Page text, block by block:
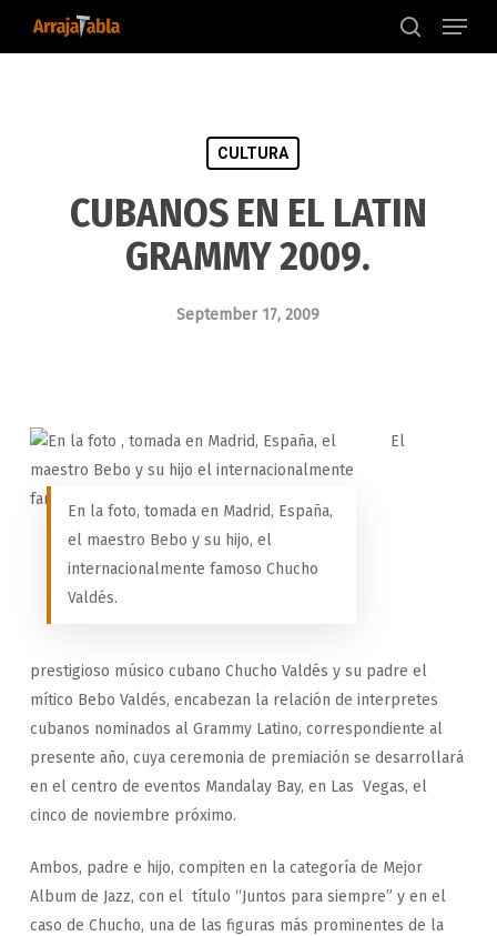
search
Menu
CULTURA
CUBANOS EN EL LATIN
GRAMMY 2009.
September 17, 2009
En la foto, tomada en Madrid, España,
el maestro Bebo y su hijo, el
internacionalmente famoso Chucho
Valdés.
El
prestigioso músico cubano Chucho Valdés y su padre el
mítico Bebo Valdés, encabezan la relación de interpretes
cubanos nominados al Grammy Latino, correspondiente al
presente año, cuya ceremonia de premiación se desarrollará
en el centro de eventos Mandalay Bay, en Las Vegas, el
cinco de noviembre próximo.
Ambos, padre e hijo, compiten en la categoría de Mejor
Album de Jazz, con el título “Juntos para siempre” y en el
caso de Chucho, una de las figuras más prominentes de la